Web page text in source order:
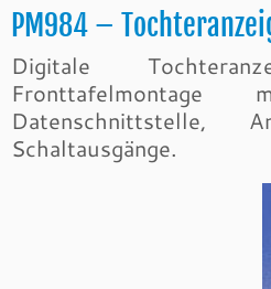
PM984 –
Digitale
Fronttafelmontage
Datenschnittstelle,
Schaltausgänge.